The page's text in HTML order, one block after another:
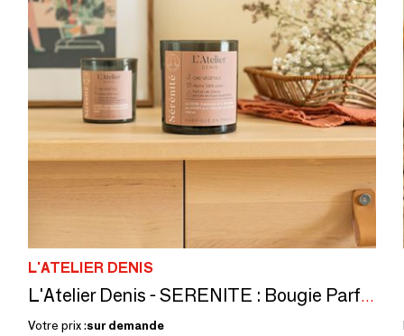
L'ATELIER DENIS
L'Atelier Denis - SERENITE : Bougie Parfumée cire 100% végétale 150g - 30H
Votre prix :sur demande